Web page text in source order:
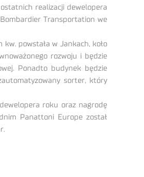
realizacji dewelopera
Transportation we
powstała w Jankach, koło
rozwoju i będzie
Ponadto budynek będzie
sorter, który
roku oraz nagrodę
Panattoni Europe został